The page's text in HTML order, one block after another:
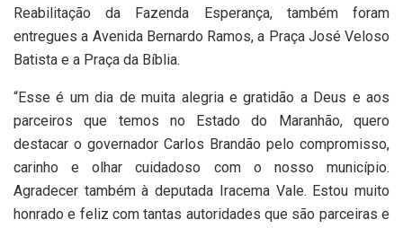
Reabilitação da Fazenda Esperança, também foram
entregues a Avenida Bernardo Ramos, a Praça José Veloso
Batista e a Praça da Bíblia.
“Esse é um dia de muita alegria e gratidão a Deus e aos
parceiros que temos no Estado do Maranhão, quero
destacar o governador Carlos Brandão pelo compromisso,
carinho e olhar cuidadoso com o nosso município.
Agradecer também à deputada Iracema Vale. Estou muito
honrado e feliz com tantas autoridades que são parceiras e